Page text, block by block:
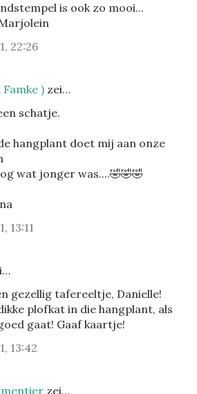
is ook zo mooi...
22:26
) zei…
schatje.
hangplant doet mij aan onze
wat jonger was....🤣🤣🤣
13:11
gezellig tafereeltje, Danielle!
plofkat in die hangplant, als
gaat! Gaaf kaartje!
13:42
zei…